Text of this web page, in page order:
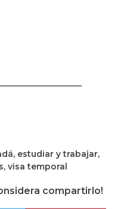
, estudiar y trabajar,
, visa temporal
compartirlo!